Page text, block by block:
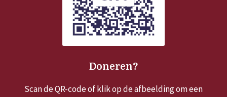
Doneren?
Scan de QR-code of klik op de afbeelding om een